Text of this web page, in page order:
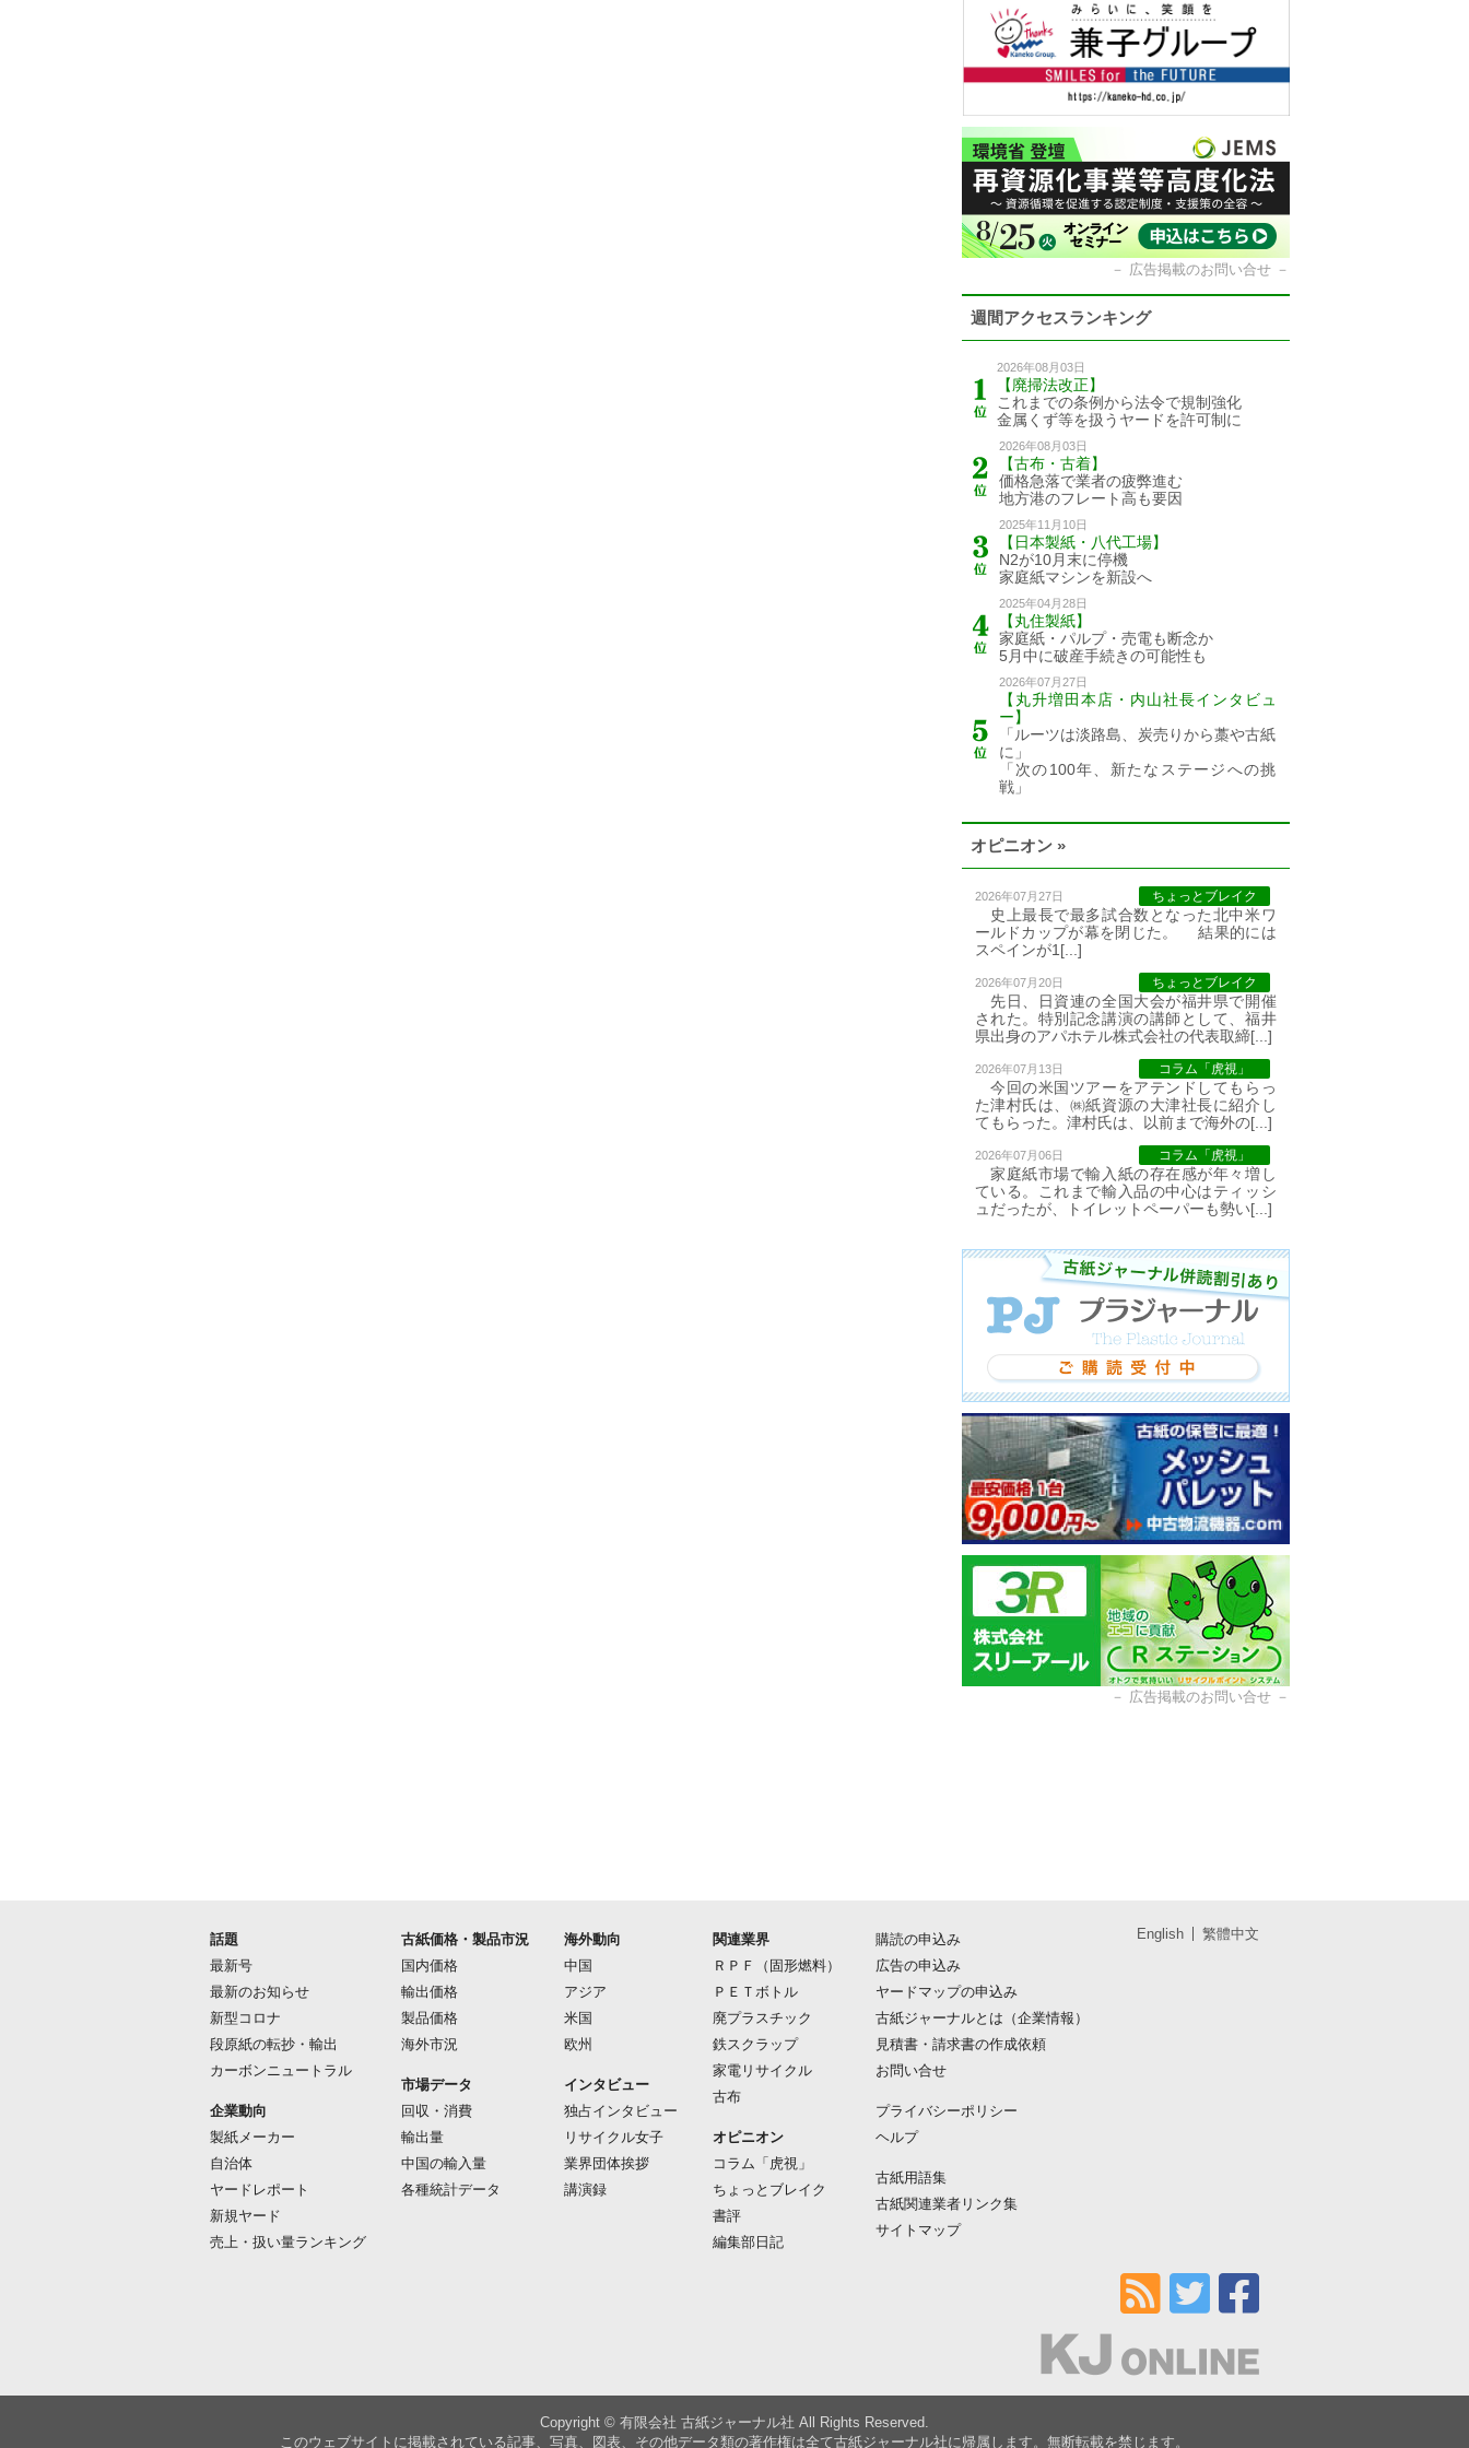
－ 広告掲載のお問い合せ－
週間アクセスランキング
2026年08月03日
【廃掃法改正】
これまでの条例から法令で規制強化
金属くず等を扱うヤードを許可制に
2026年08月03日
【古布・古着】
価格急落で業者の疲弊進む
地方港のフレート高も要因
2025年11月10日
【日本製紙・八代工場】
N2が10月末に停機
家庭紙マシンを新設へ
2025年04月28日
【丸住製紙】
家庭紙・パルプ・売電も断念か
5月中に破産手続きの可能性も
2026年07月27日
【丸升増田本店・内山社長インタビュ
ー】
「ルーツは淡路島、炭売りから藁や古紙
に」
「次の100年、新たなステージへの挑
戦」
オピニオン »
2026年07月27日 ちょっとブレイク
史上最長で最多試合数となった北中米ワ
ールドカップが幕を閉じた。 結果的には
スペインが1[...]
2026年07月20日 ちょっとブレイク
先日、日資連の全国大会が福井県で開催
された。特別記念講演の講師として、福井
県出身のアパホテル株式会社の代表取締[...]
2026年07月13日 コラム「虎視」
今回の米国ツアーをアテンドしてもらっ
た津村氏は、㈱紙資源の大津社長に紹介し
てもらった。津村氏は、以前まで海外の[...]
2026年07月06日 コラム「虎視」
家庭紙市場で輸入紙の存在感が年々増し
ている。これまで輸入品の中心はティッシ
ュだったが、トイレットペーパーも勢い[...]
－ 広告掲載のお問い合せ－
話題
最新号
最新のお知らせ
新型コロナ
段原紙の転抄・輸出
カーボンニュートラル
企業動向
製紙メーカー
自治体
ヤードレポート
新規ヤード
売上・扱い量ランキング
古紙価格・製品市況
国内価格
輸出価格
製品価格
海外市況
市場データ
回収・消費
輸出量
中国の輸入量
各種統計データ
海外動向
中国
アジア
米国
欧州
インタビュー
独占インタビュー
リサイクル女子
業界団体挨拶
講演録
関連業界
ＲＰＦ（固形燃料）
ＰＥＴボトル
廃プラスチック
鉄スクラップ
家電リサイクル
古布
オピニオン
コラム「虎視」
ちょっとブレイク
書評
編集部日記
購読の申込み
広告の申込み
ヤードマップの申込み
古紙ジャーナルとは（企業情報）
見積書・請求書の作成依頼
お問い合せ
プライバシーポリシー
ヘルプ
古紙用語集
古紙関連業者リンク集
サイトマップ
English 繁體中文
Copyright © 有限会社 古紙ジャーナル社 All Rights Reserved.
このウェブサイトに掲載されている記事、写真、図表、その他データ類の著作権は全て古紙ジャーナル社に帰属します。無断転載を禁じます。